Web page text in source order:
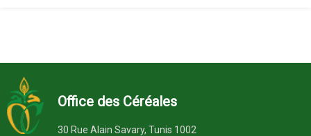
Office des Céréales
30 Rue Alain Savary, Tunis 1002